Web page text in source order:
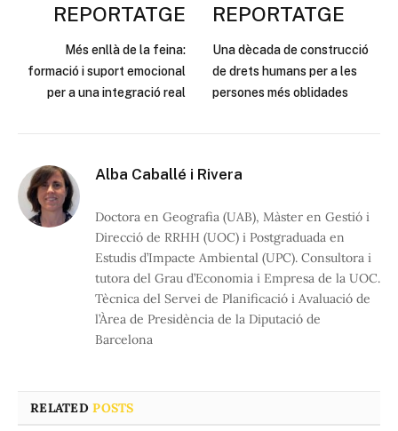
REPORTATGE
Més enllà de la feina:
formació i suport emocional
per a una integració real
REPORTATGE
Una dècada de construcció
de drets humans per a les
persones més oblidades
Alba Caballé i Rivera
Doctora en Geografia (UAB), Màster en Gestió i
Direcció de RRHH (UOC) i Postgraduada en
Estudis d’Impacte Ambiental (UPC). Consultora i
tutora del Grau d’Economia i Empresa de la UOC.
Tècnica del Servei de Planificació i Avaluació de
l’Àrea de Presidència de la Diputació de
Barcelona
RELATEDPOSTS